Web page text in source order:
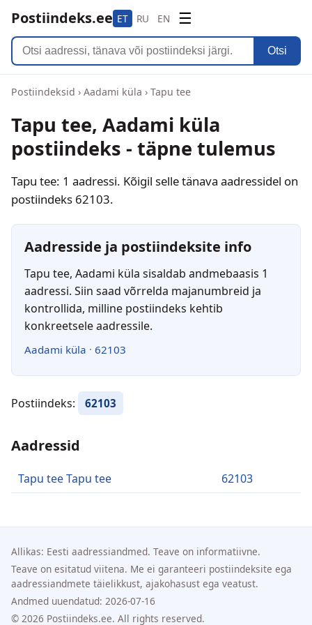
Postiindeks.ee ET RU EN ☰
Otsi
Postiindeksid › Aadami küla › Tapu tee
Tapu tee, Aadami küla
postiindeks - täpne tulemus
Tapu tee: 1 aadressi. Kõigil selle tänava aadressidel on
postiindeks 62103.
Aadresside ja postiindeksite info
Tapu tee, Aadami küla sisaldab andmebaasis 1
aadressi. Siin saad võrrelda majanumbreid ja
kontrollida, milline postiindeks kehtib
konkreetsele aadressile.
Aadami küla · 62103
Postiindeks: 62103
Aadressid
Tapu tee Tapu tee 62103
Allikas: Eesti aadressiandmed. Teave on informatiivne.
Teave on esitatud viitena. Me ei garanteeri postiindeksite ega
aadressiandmete täielikkust, ajakohasust ega veatust.
Andmed uuendatud: 2026-07-16
© 2026 Postiindeks.ee. All rights reserved.